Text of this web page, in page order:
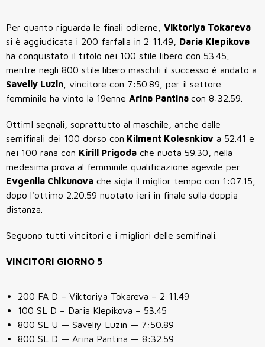
Per quanto riguarda le finali odierne, Viktoriya Tokareva
si è aggiudicata i 200 farfalla in 2:11.49
Daria Klepikova
ha conquistato il titolo nei 100 stile libero con 53.45
mentre negli 800 stile libero maschili il successo è andato a
Saveliy Luzin , vincitore con 7:50.89, per il settore
femminile ha vinto la 19enne Arina Pantina con 8:32.59.
OttimI segnali, soprattutto al maschile, anche dalle
semifinali dei 100 dorso con Kilment Kolesnkiov a 52.41 e
nei 100 rana con Kirill Prigoda che nuota 59.30, nella
medesima prova al femminile qualificazione agevole per
Evgeniia Chikunova che sigla il miglior tempo con 1:07.15,
dopo l'ottimo 2.20.59 nuotato ieri in finale sulla doppia
distanza.
Seguono tutti vincitori e i migliori delle semifinali.
VINCITORI GIORNO 5
200 FA D – Viktoriya Tokareva – 2:11.49
100 SL D – Daria Klepikova – 53.45
800 SL U — Saveliy Luzin — 7:50.89
800 SL D — Arina Pantina — 8:32.59